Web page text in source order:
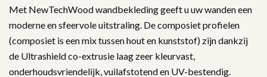
Met NewTechWood wandbekleding geeft u uw wanden een
moderne en sfeervole uitstraling. De composiet profielen
(composiet is een mix tussen hout en kunststof) zijn dankzij
de Ultrashield co-extrusie laag zeer kleurvast,
onderhoudsvriendelijk, vuilafstotend en UV-bestendig.